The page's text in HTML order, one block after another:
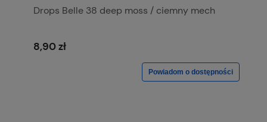
Drops Belle 38 deep moss / ciemny mech
8,90 zł
Powiadom o dostępności